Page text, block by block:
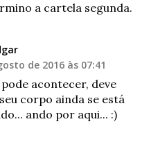
a cartela segunda.
de 2016 às 07:41
pode acontecer, deve
corpo ainda se está
ando por aqui... :)